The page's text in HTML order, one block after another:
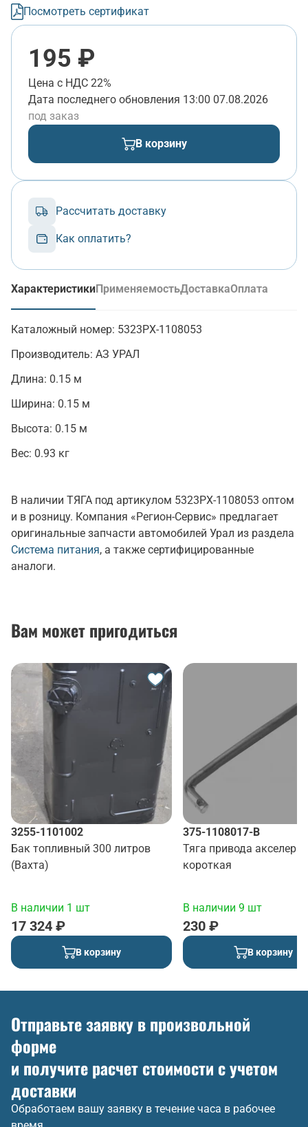
Посмотреть сертификат
195 ₽
Цена с НДС 22%
Дата последнего обновления 13:00 07.08.2026
под заказ
В корзину
Рассчитать доставку
Как оплатить?
Характеристики
(активная вкладка)
ПрименяемостьДоставкаОплата
Каталожный номер: 5323РХ-1108053
Производитель: АЗ УРАЛ
Длина: 0.15 м
Ширина: 0.15 м
Высота: 0.15 м
Вес: 0.93 кг
В наличии ТЯГА под артикулом 5323РХ-1108053 оптом
и в розницу. Компания «Регион-Сервис» предлагает
оригинальные запчасти автомобилей Урал из раздела
Система питания, а также сертифицированные
аналоги.
Вам может пригодиться
3255-1101002
Бак топливный 300 литров
(Вахта)
В наличии 1 шт
17 324 ₽
В корзину
375-1108017-В
Тяга привода
короткая
В наличии 9 шт
230 ₽
В корзину
Отправьте заявку в произвольной
форме
и получите расчет стоимости с учетом
доставки
Обработаем вашу заявку в течение часа в рабочее